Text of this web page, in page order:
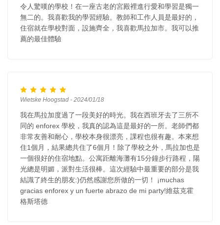
令人驚嘆的學校！在一座古老的宮殿裡進行愛和學習是獨一
無二的。我喜歡我的學習經驗。教師和工作人員是最好的，
住宿就在學校對面，設施齊全，我喜歡馬拉加市。我可以推
薦的最佳體驗
Wietske Hoogstad - 2024/01/18
我在馬拉加度過了一段美好的時光。我在西班牙去了三所不
同的 enforex 學校，我真的認為這是最好的一所。老師們都
非常友善和耐心，學校本身很漂亮，課程也很有趣。本來想
住1個月，結果總共住了6個月！除了學校之外，馬拉加也是
一個很好的住宿地點。公寓距離海灘有15分鐘步行路程，陽
光總是明媚，派對生活很棒。這次經驗中最重要的部分是我
結識了終生的朋友:)仍然感謝您所做的一切！ ¡muchas
gracias enforex y un fuerte abrazo de mi party!維茲克霍
格斯塔德